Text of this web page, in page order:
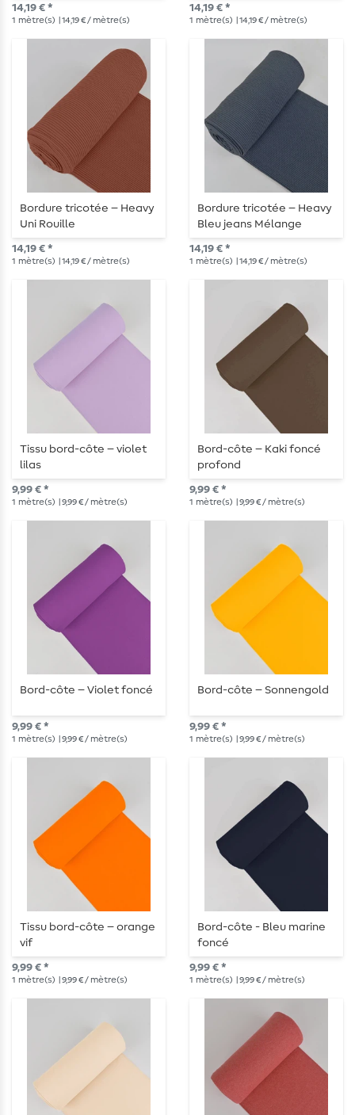
14,19 € *
1 mètre(s) | 14,19 € / mètre(s)
14,19 € *
1 mètre(s) | 14,19 € / mètre(s)
Bordure tricotée – Heavy
Uni Rouille
14,19 € *
1 mètre(s) | 14,19 € / mètre(s)
Bordure tricotée – Heavy
Bleu jeans Mélange
14,19 € *
1 mètre(s) | 14,19 € / mètre(s)
Tissu bord-côte – violet
lilas
9,99 € *
1 mètre(s) | 9,99 € / mètre(s)
Bord-côte – Kaki foncé
profond
9,99 € *
1 mètre(s) | 9,99 € / mètre(s)
Bord-côte – Violet foncé
9,99 € *
1 mètre(s) | 9,99 € / mètre(s)
Bord-côte – Sonnengold
9,99 € *
1 mètre(s) | 9,99 € / mètre(s)
Tissu bord-côte – orange
vif
9,99 € *
1 mètre(s) | 9,99 € / mètre(s)
Bord-côte - Bleu marine
foncé
9,99 € *
1 mètre(s) | 9,99 € / mètre(s)